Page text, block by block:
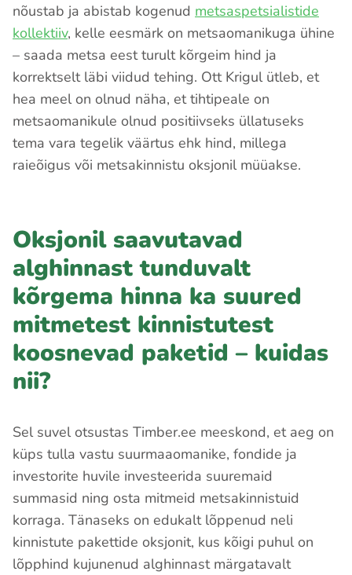
nõustab ja abistab kogenud metsaspetsialistide
kollektiiv, kelle eesmärk on metsaomanikuga ühine
– saada metsa eest turult kõrgeim hind ja
korrektselt läbi viidud tehing. Ott Krigul ütleb, et
hea meel on olnud näha, et tihtipeale on
metsaomanikule olnud positiivseks üllatuseks
tema vara tegelik väärtus ehk hind, millega
raieõigus või metsakinnistu oksjonil müüakse.
Oksjonil saavutavad
alghinnast tunduvalt
kõrgema hinna ka suured
mitmetest kinnistutest
koosnevad paketid – kuidas
nii?
Sel suvel otsustas Timber.ee meeskond, et aeg on
küps tulla vastu suurmaaomanike, fondide ja
investorite huvile investeerida suuremaid
summasid ning osta mitmeid metsakinnistuid
korraga. Tänaseks on edukalt lõppenud neli
kinnistute pakettide oksjonit, kus kõigi puhul on
lõpphind kujunenud alghinnast märgatavalt